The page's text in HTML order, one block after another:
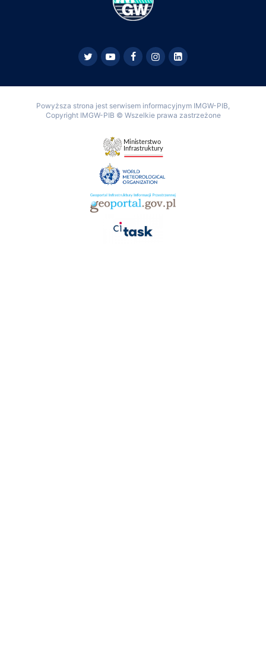
Powyższa strona jest serwisem informacyjnym IMGW-PIB,
Copyright IMGW-PIB © Wszelkie prawa zastrzeżone